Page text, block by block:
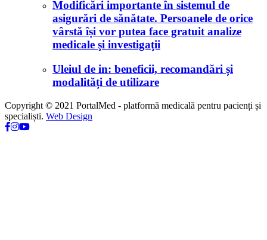
Modificări importante în sistemul de
asigurări de sănătate. Persoanele de orice
vârstă își vor putea face gratuit analize
medicale şi investigaţii
Uleiul de in: beneficii, recomandări și
modalități de utilizare
Copyright © 2021 PortalMed - platformă medicală pentru pacienți și
specialiști. Web Design